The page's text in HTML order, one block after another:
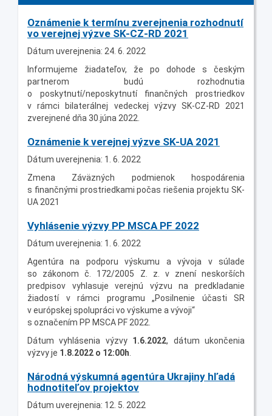
Oznámenie k termínu zverejnenia rozhodnutí
vo verejnej výzve SK-CZ-RD 2021
Dátum uverejnenia: 24. 6. 2022
Informujeme žiadateľov, že po dohode s českým
partnerom budú rozhodnutia
o poskytnutí/neposkytnutí finančných prostriedkov
v rámci bilaterálnej vedeckej výzvy SK-CZ-RD 2021
zverejnené dňa 30.júna 2022.
Oznámenie k verejnej výzve SK-UA 2021
Dátum uverejnenia: 1. 6. 2022
Zmena Záväzných podmienok hospodárenia
s finančnými prostriedkami počas riešenia projektu SK-
UA 2021
Vyhlásenie výzvy PP MSCA PF 2022
Dátum uverejnenia: 1. 6. 2022
Agentúra na podporu výskumu a vývoja v súlade
so zákonom č. 172/2005 Z. z. v znení neskorších
predpisov vyhlasuje verejnú výzvu na predkladanie
žiadostí v rámci programu „Posilnenie účasti SR
v európskej spolupráci vo výskume a vývoji“
s označením PP MSCA PF 2022.
Dátum vyhlásenia výzvy 1.6.2022, dátum ukončenia
výzvy je 1.8.2022 o 12:00h
Národná výskumná agentúra Ukrajiny hľadá
hodnotiteľov projektov
Dátum uverejnenia: 12. 5. 2022